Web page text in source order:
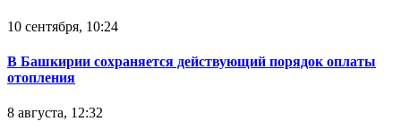
10 сентября, 10:24
В Башкирии сохраняется действующий порядок оплаты
отопления
8 августа, 12:32